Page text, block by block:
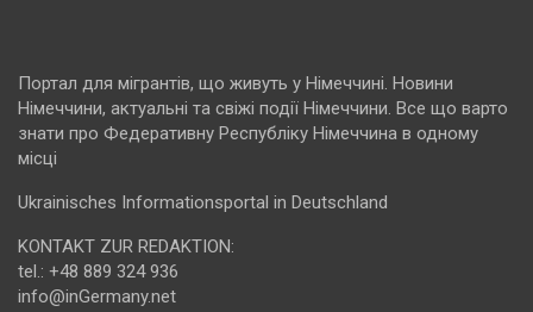
Портал для мігрантів, що живуть у Німеччині. Новини
Німеччини, актуальні та свіжі події Німеччини. Все що варто
знати про Федеративну Республіку Німеччина в одному
місці
Ukrainisches Informationsportal in Deutschland
KONTAKT ZUR REDAKTION:
tel.: +48 889 324 936
info@inGermany.net